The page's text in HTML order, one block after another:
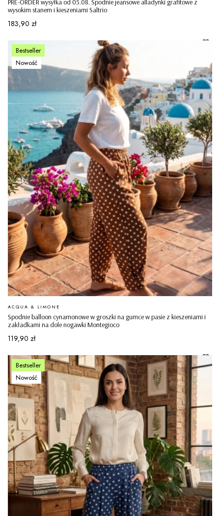
PRE-ORDER wysyłka od 05.08. Spodnie jeansowe alladynki grafitowe z
wysokim stanem i kieszeniami Saltrio
Cena
183,90 zł
Bestseller
Nowość
Spodnie balloon cynamonowe w groszki na gumce w pasie z kieszeniami i
zakładkami na dole nogawki Montegioco
PRODUCENT
ACQUA & LIMONE
Cena
119,90 zł
Bestseller
Nowość